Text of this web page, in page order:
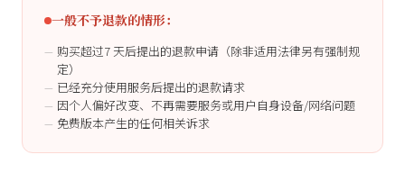
一般不予退款的情形：
购买超过7 天后提出的退款申请（除非适用法律另有强制规
定）
已经充分使用服务后提出的退款请求
因个人偏好改变、不再需要服务或用户自身设备/网络问题
免费版本产生的任何相关诉求